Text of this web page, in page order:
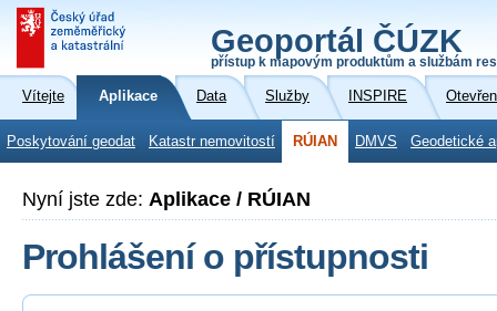
Geoportál ČÚZK
přístup k mapovým produktům a službám
Vítejte Aplikace Data Služby INSPIRE
Poskytování geodat Katastr nemovitostí RÚIAN DMVS Geodetické
Nyní jste zde: Aplikace / RÚIAN
Prohlášení o přístupnosti